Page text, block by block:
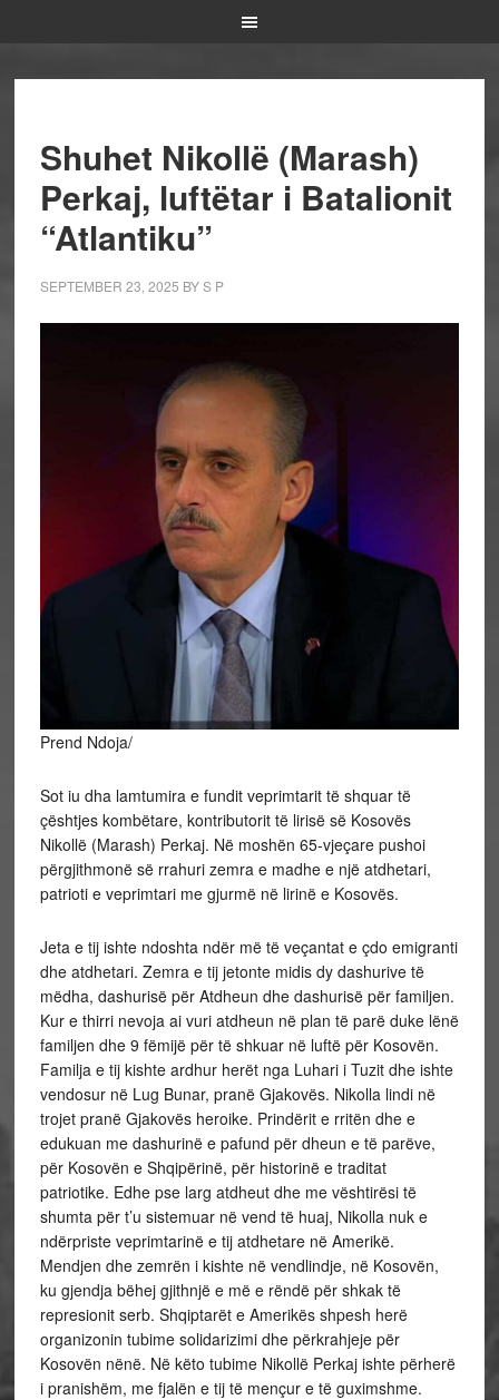
Shuhet Nikollë (Marash)
Perkaj, luftëtar i Batalionit
“Atlantiku”
SEPTEMBER 23, 2025 BYS P
Prend Ndoja/
Sot iu dha lamtumira e fundit veprimtarit të shquar të
çështjes kombëtare, kontributorit të lirisë së Kosovës
Nikollë (Marash) Perkaj. Në moshën 65-vjeçare pushoi
përgjithmonë së rrahuri zemra e madhe e një atdhetari,
patrioti e veprimtari me gjurmë në lirinë e Kosovës.
Jeta e tij ishte ndoshta ndër më të veçantat e çdo emigranti
dhe atdhetari. Zemra e tij jetonte midis dy dashurive të
mëdha, dashurisë për Atdheun dhe dashurisë për familjen.
Kur e thirri nevoja ai vuri atdheun në plan të parë duke lënë
familjen dhe 9 fëmijë për të shkuar në luftë për Kosovën.
Familja e tij kishte ardhur herët nga Luhari i Tuzit dhe ishte
vendosur në Lug Bunar, pranë Gjakovës. Nikolla lindi në
trojet pranë Gjakovës heroike. Prindërit e rritën dhe e
edukuan me dashurinë e pafund për dheun e të parëve,
për Kosovën e Shqipërinë, për historinë e traditat
patriotike. Edhe pse larg atdheut dhe me vështirësi të
shumta për t’u sistemuar në vend të huaj, Nikolla nuk e
ndërpriste veprimtarinë e tij atdhetare në Amerikë.
Mendjen dhe zemrën i kishte në vendlindje, në Kosovën,
ku gjendja bëhej gjithnjë e më e rëndë për shkak të
represionit serb. Shqiptarët e Amerikës shpesh herë
organizonin tubime solidarizimi dhe përkrahjeje për
Kosovën nënë. Në këto tubime Nikollë Perkaj ishte përherë
i pranishëm, me fjalën e tij të mençur e të guximshme.